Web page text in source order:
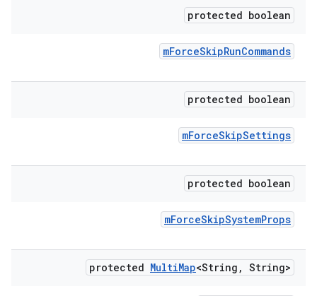
protected boolean
mForceSkipRunCommands
protected boolean
mForceSkipSettings
protected boolean
mForceSkipSystemProps
protected MultiMap<String , String>